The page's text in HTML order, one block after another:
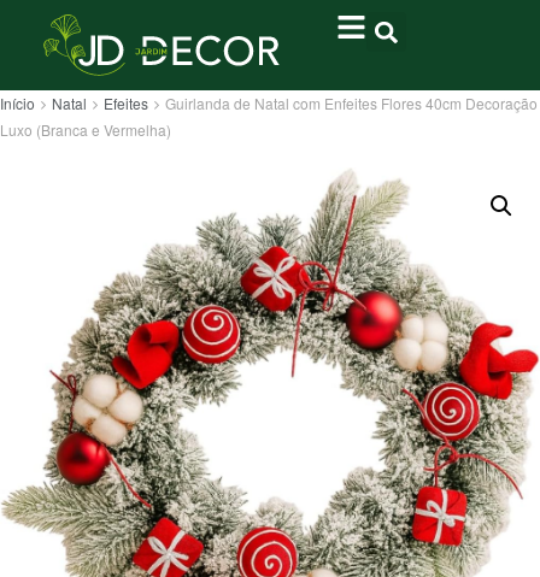
Início Natal Efeites
Guirlanda de Natal com Enfeites Flores 40cm Decoração
Luxo (Branca e Vermelha)